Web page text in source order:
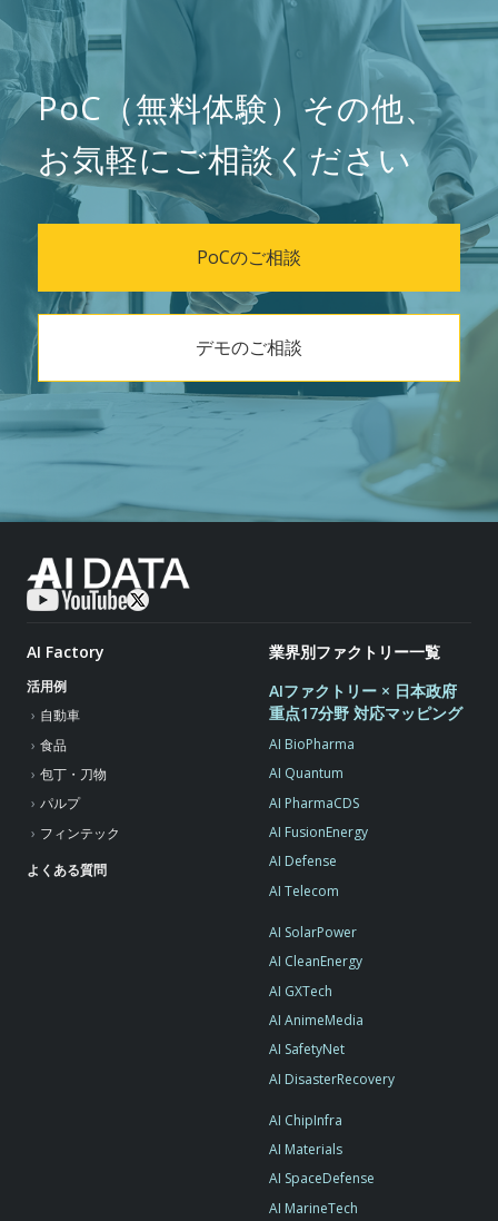
PoC（無料体験）その他、
お気軽にご相談ください
PoCのご相談
デモのご相談
AI Factory
活用例
自動車
食品
包丁・刀物
パルプ
フィンテック
よくある質問
業界別ファクトリー一覧
AIファクトリー × 日本政府
重点17分野 対応マッピング
AI BioPharma
AI Quantum
AI PharmaCDS
AI FusionEnergy
AI Defense
AI Telecom
AI SolarPower
AI CleanEnergy
AI GXTech
AI AnimeMedia
AI SafetyNet
AI DisasterRecovery
AI ChipInfra
AI Materials
AI SpaceDefense
AI MarineTech